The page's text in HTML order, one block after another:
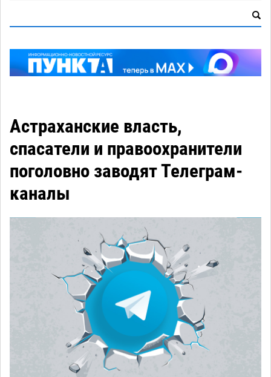
Астраханские власть,
спасатели и правоохранители
поголовно заводят Телеграм-
каналы